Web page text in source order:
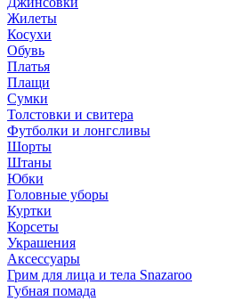
Жилеты
Косухи
Обувь
Платья
Плащи
Сумки
Толстовки и свитера
Футболки и лонгсливы
Шорты
Штаны
Юбки
Головные уборы
Куртки
Корсеты
Украшения
Аксессуары
Грим для лица и тела Snazaroo
Губная помада